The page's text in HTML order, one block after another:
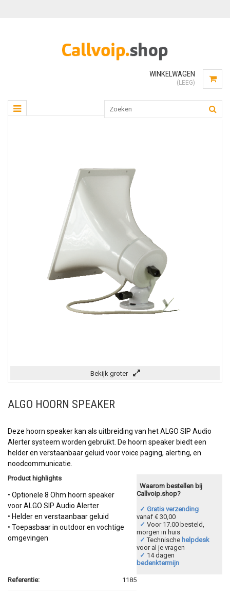
WINKELWAGEN
(LEEG)
Bekijk groter
ALGO HOORN SPEAKER
Deze hoorn speaker kan als uitbreiding van het ALGO SIP Audio
Alerter systeem worden gebruikt. De hoorn speaker biedt een
helder en verstaanbaar geluid voor voice paging, alerting, en
noodcommunicatie.
Product highlights
• Optionele 8 Ohm hoorn speaker
voor ALGO SIP Audio Alerter
• Helder en verstaanbaar geluid
• Toepasbaar in outdoor en vochtige
omgevingen
Waarom bestellen bij
Callvoip.shop?
✓ Gratis verzending
vanaf € 30,00
✓ Voor 17.00 besteld,
morgen in huis
✓ Technische helpdesk
voor al je vragen
✓ 14 dagen
bedenktermijn
Referentie: 1185